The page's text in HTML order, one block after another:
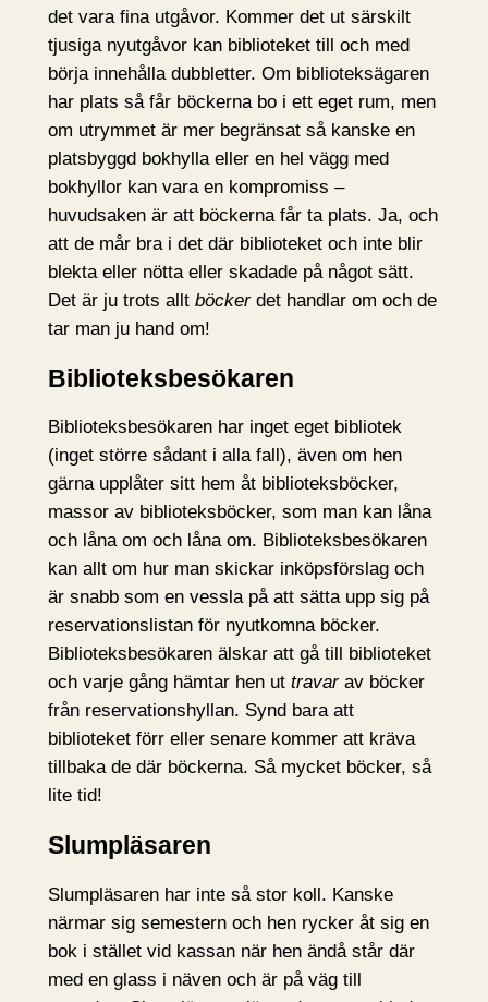
det vara fina utgåvor. Kommer det ut särskilt
tjusiga nyutgåvor kan biblioteket till och med
börja innehålla dubbletter. Om biblioteksägaren
har plats så får böckerna bo i ett eget rum, men
om utrymmet är mer begränsat så kanske en
platsbyggd bokhylla eller en hel vägg med
bokhyllor kan vara en kompromiss –
huvudsaken är att böckerna får ta plats. Ja, och
att de mår bra i det där biblioteket och inte blir
blekta eller nötta eller skadade på något sätt.
Det är ju trots allt böckerdet handlar om och de
tar man ju hand om!
Biblioteksbesökaren
Biblioteksbesökaren har inget eget bibliotek
(inget större sådant i alla fall), även om hen
gärna upplåter sitt hem åt biblioteksböcker,
massor av biblioteksböcker, som man kan låna
och låna om och låna om. Biblioteksbesökaren
kan allt om hur man skickar inköpsförslag och
är snabb som en vessla på att sätta upp sig på
reservationslistan för nyutkomna böcker.
Biblioteksbesökaren älskar att gå till biblioteket
och varje gång hämtar hen ut travarav böcker
från reservationshyllan. Synd bara att
biblioteket förr eller senare kommer att kräva
tillbaka de där böckerna. Så mycket böcker, så
lite tid!
Slumpläsaren
Slumpläsaren har inte så stor koll. Kanske
närmar sig semestern och hen rycker åt sig en
bok i stället vid kassan när hen ändå står där
med en glass i näven och är på väg till